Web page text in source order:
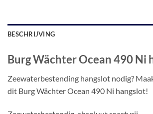
BESCHRIJVING
Burg Wächter Ocean 490 Ni
Zeewaterbestending hangslot nodig?
dit Burg Wächter Ocean 490 Ni hangslot!